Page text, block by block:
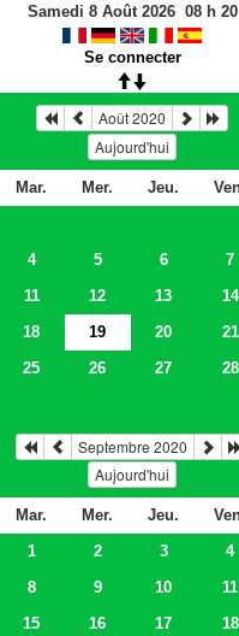
Samedi 8 Août 2026 08h 20
Se connecter
Août 2020
Aujourd'hui
Mar. Mer. Jeu.
4 5 6 7
11 12 13 14
18 19 20 21
25 26 27 28
Septembre 2020
Aujourd'hui
Mar. Mer. Jeu.
1 2 3 4
8 9 10 11
15 16 17 18